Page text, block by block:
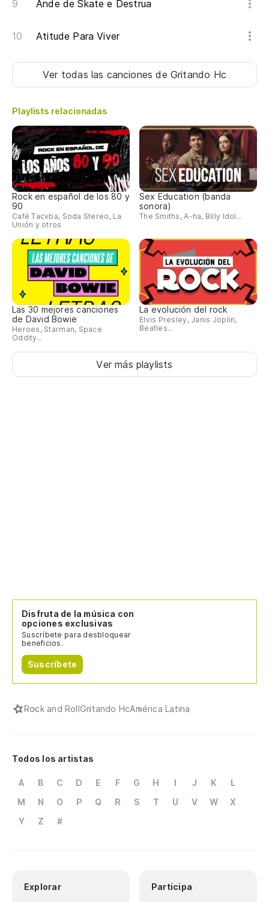
Ande de Skate e Destrua
Atitude Para Viver
Ver todas las cancionesde Gritando Hc
Playlists relacionadas
Rock en español de los 80 y
90
Café Tacvba, Soda Stereo, La
Unión y otros
Sex Education (banda
sonora)
The Smiths, A-ha, Billy Idol...
Las 30 mejores canciones
de David Bowie
Heroes, Starman, Space
Oddity...
La evolución del rock
Elvis Presley, Janis Joplin,
Beatles...
Ver más playlists
Disfruta de la música con
opciones exclusivas
Suscríbete para desbloquear
beneficios.
Suscríbete
Rock and RollGritando HcAmérica Latina
Todos los artistas
A B C D E F G H I J K
L
M
N O P Q R S T U V W
X
Y
Z #
Explorar Participa